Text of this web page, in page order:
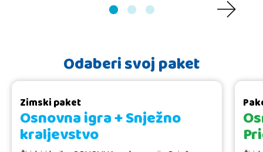
Odaberi svoj paket
Zimski paket
Osnovna igra + Snježno
kraljevstvo